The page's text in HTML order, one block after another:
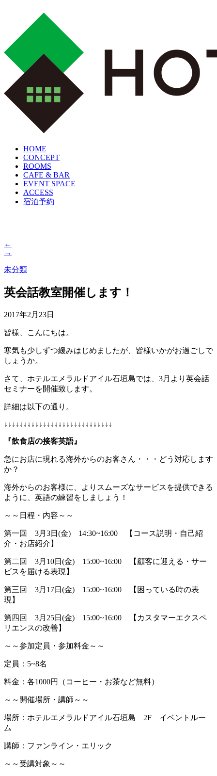
HOME
CONCEPT
ROOMS
CAFE & BAR
EVENT SPACE
ACCESS
宿泊予約
←
→
未分類
英会話教室開催します！
2017年2月23日
皆様、こんにちは。
寒気も少しずつ緩みはじめましたが、皆様いかがお過ごしで
しょうか。
さて、ホテルエメラルドアイル石垣島では、3月より英会話
セミナーを開催致します。
詳細は以下の通り。
↓↓↓↓↓↓↓↓↓↓↓↓↓↓↓↓↓↓↓↓↓↓↓↓↓↓↓↓
『飲食店の接客英語』
急にお店に現れる海外からのお客さん・・・どう対応します
か？
海外からのお客様に、よりスムーズなサービスを提供できる
ように、英語の練習をしましょう！
～～日程・内容～～
第一回 3月3日(金) 14:30~16:00 【コース説明・自己紹
介・お店紹介】
第二回 3月10日(金) 15:00~16:00 【顧客に迎える・サー
ビスを届ける表現】
第三回 3月17日(金) 15:00~16:00 【困っている時の表
現】
第四回 3月25日(金) 15:00~16:00 【カスタマーエクスペ
リエンスの改善】
～～参加定員・参加料金～～
定員：5~8名
料金：各1000円（コーヒー・お茶など無料）
～～開催場所・講師～～
場所：ホテルエメラルドアイル石垣島 2F イベントルー
ム
講師：ファンライン・エリック
～～受講対象～～